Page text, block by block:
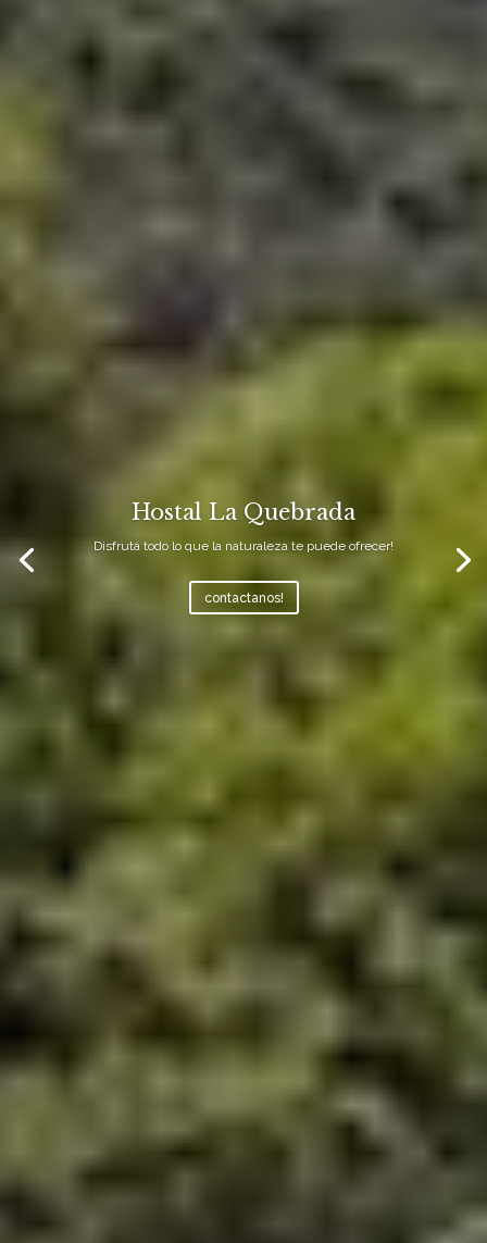
Hostal La Quebrada
Disfrutá todo lo que la naturaleza te puede ofrecer!
contactanos!